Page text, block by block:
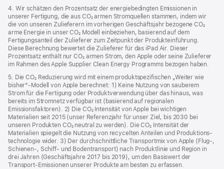
4. Wir schätzen den Prozentsatz der energiebedingten Emissionen in
unserer Fertigung, die aus CO₂ armen Stromquellen stammen, indem wir
die von unseren Zulieferern im vorherigen Geschäftsjahr bezogene CO₂
arme Energie in unser CO₂ Modell einbeziehen, basierend auf dem
Fertigungsanteil der Zulieferer zum Zeitpunkt der Produkt­einführung.
Diese Berechnung bewertet die Zulieferer für das iPad Air. Dieser
Prozentsatz enthält nur CO₂ armen Strom, den Apple oder seine Zulieferer
im Rahmen des Apple Supplier Clean Energy Programms bezogen haben.
5. Die CO₂ Reduzierung wird mit einem produktspezifischen „Weiter wie
bisher“-Modell von Apple berechnet: 1) Keine Nutzung von sauberem
Strom für die Fertigung oder Produktverwendung über das hinaus, was
bereits im Stromnetz verfügbar ist (basierend auf regionalen
Emissionsfaktoren). 2) Die CO₂ Intensität von Apple bei wichtigen
Materialien seit 2015 (unser Referenzjahr für unser Ziel, bis 2030 bei
unseren Produkten CO₂ neutral zu werden). Die CO₂ Intensität der
Materialien spiegelt die Nutzung von recycelten Anteilen und Produktions­
technologie wider. 3) Der durchschnittliche Transportmix von Apple (Flug‑,
Schienen‑, Schiff‑ und Bodentransport) nach Produktlinie und Region in
drei Jahren (Geschäftsjahre 2017 bis 2019), um den Basiswert der
Transport-Emissionen unserer Produkte am besten zu erfassen.